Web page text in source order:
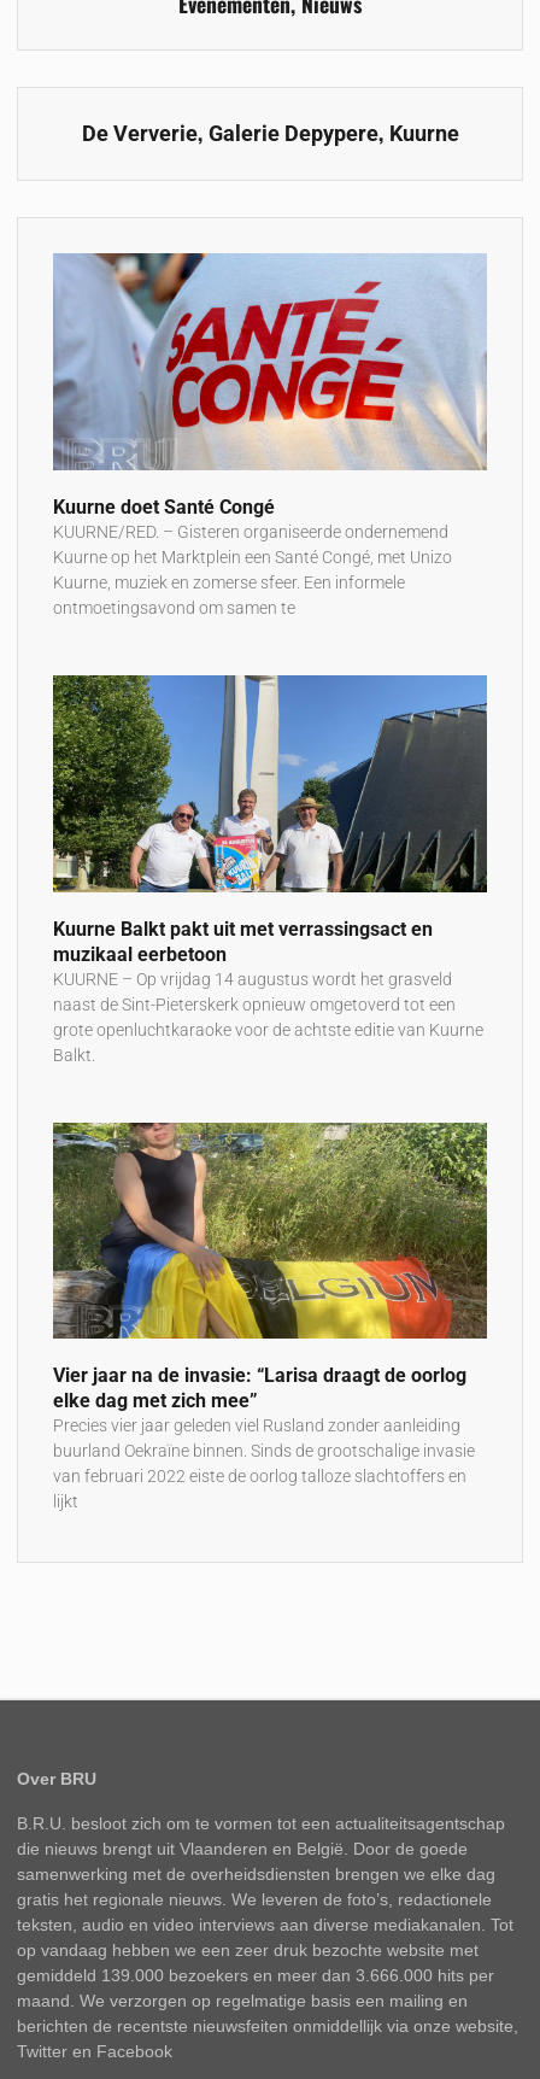
De Ververie, Galerie Depypere, Kuurne
Kuurne doet Santé Congé
KUURNE/RED. – Gisteren organiseerde ondernemend
Kuurne op het Marktplein een Santé Congé, met Unizo
Kuurne, muziek en zomerse sfeer. Een informele
ontmoetingsavond om samen te
Kuurne Balkt pakt uit met verrassingsact en
muzikaal eerbetoon
KUURNE – Op vrijdag 14 augustus wordt het grasveld
naast de Sint-Pieterskerk opnieuw omgetoverd tot een
grote openluchtkaraoke voor de achtste editie van Kuurne
Balkt.
Vier jaar na de invasie: “Larisa draagt de oorlog
elke dag met zich mee”
Precies vier jaar geleden viel Rusland zonder aanleiding
buurland Oekraïne binnen. Sinds de grootschalige invasie
van februari 2022 eiste de oorlog talloze slachtoffers en
lijkt
Over BRU
B.R.U. besloot zich om te vormen tot een actualiteitsagentschap
die nieuws brengt uit Vlaanderen en België. Door de goede
samenwerking met de overheidsdiensten brengen we elke dag
gratis het regionale nieuws. We leveren de foto’s, redactionele
teksten, audio en video interviews aan diverse mediakanalen. Tot
op vandaag hebben we een zeer druk bezochte website met
gemiddeld 139.000 bezoekers en meer dan 3.666.000 hits per
maand. We verzorgen op regelmatige basis een mailing en
berichten de recentste nieuwsfeiten onmiddellijk via onze website,
Twitter en Facebook